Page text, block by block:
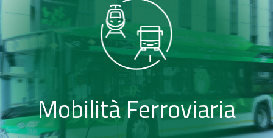
Mobilità Ferroviaria